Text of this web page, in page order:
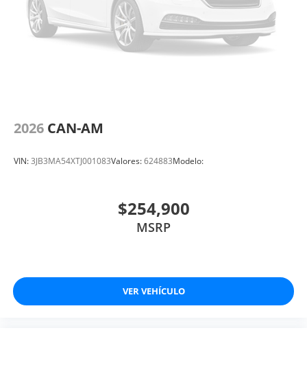
2026 CAN-AM
VIN:3JB3MA54XTJ001083Valores:624883Modelo:
$254,900
MSRP
VER VEHÍCULO